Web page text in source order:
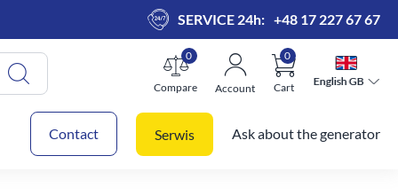
SERVICE 24h: +48 17 227 67 67
Compare
0
Account Cart
0
English GB
English GB
Contact Serwis Ask about the generator